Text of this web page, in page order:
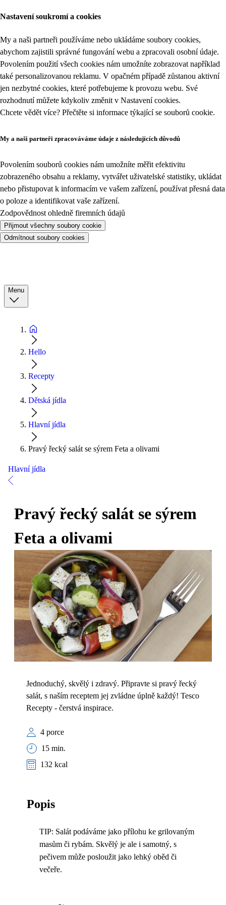
Nastavení soukromí a cookies
My a naši partneři používáme nebo ukládáme soubory cookies,
abychom zajistili správné fungování webu a zpracovali osobní údaje.
Povolením použití všech cookies nám umožníte zobrazovat například
také personalizovanou reklamu. V opačném případě zůstanou aktivní
jen nezbytné cookies, které potřebujeme k provozu webu. Své
rozhodnutí můžete kdykoliv změnit v Nastavení cookies.
Chcete vědět více? Přečtěte si informace týkající se souborů cookie.
My a naši partneři zpracováváme údaje z následujících důvodů
Povolením souborů cookies nám umožníte měřit efektivitu
zobrazeného obsahu a reklamy, vytvářet uživatelské statistiky, ukládat
nebo přistupovat k informacím ve vašem zařízení, používat přesná data
o poloze a identifikovat vaše zařízení.
Zodpovědnost ohledně firemních údajů
Přijmout všechny soubory cookie
Odmítnout soubory cookies
Menu
Hello
Recepty
Dětská jídla
Hlavní jídla
Pravý řecký salát se sýrem Feta a olivami
Hlavní jídla
Pravý řecký salát se sýrem
Feta a olivami
Jednoduchý, skvělý i zdravý. Připravte si pravý řecký
salát, s naším receptem jej zvládne úplně každý! Tesco
Recepty - čerstvá inspirace.
4 porce
15 min.
132 kcal
Popis
TIP: Salát podáváme jako přílohu ke grilovaným
masům či rybám. Skvělý je ale i samotný, s
pečivem může posloužit jako lehký oběd či
večeře.